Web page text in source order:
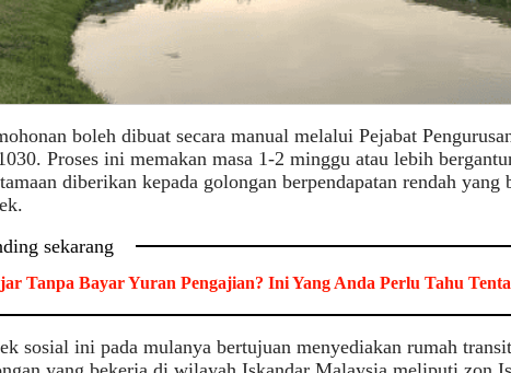
boleh dibuat secara manual melalui Pejabat
Proses ini memakan masa 1-2 minggu atau lebih
diberikan kepada golongan berpendapatan rendah yang
sekarang
Tanpa Bayar Yuran Pengajian? Ini Yang Anda Perlu Tahu
sosial ini pada mulanya bertujuan menyediakan rumah